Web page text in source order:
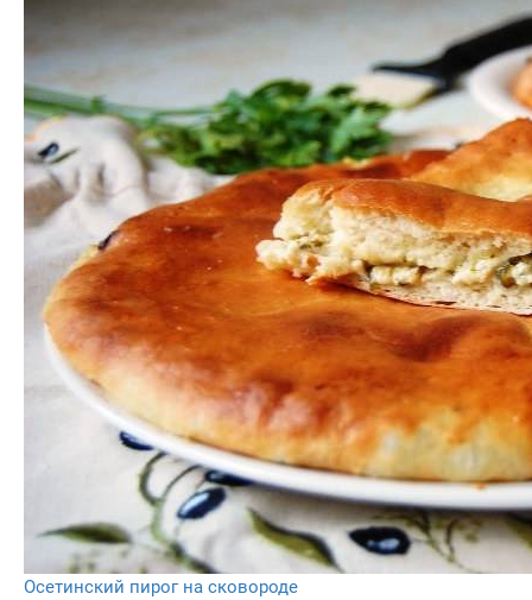
Осетинский пирог на сковороде